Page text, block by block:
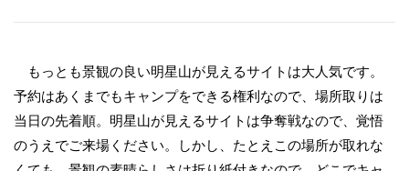
もっとも景観の良い明星山が見えるサイトは大人気です。
予約はあくまでもキャンプをできる権利なので、場所取りは
当日の先着順。明星山が見えるサイトは争奪戦なので、覚悟
のうえでご来場ください。しかし、たとえこの場所が取れな